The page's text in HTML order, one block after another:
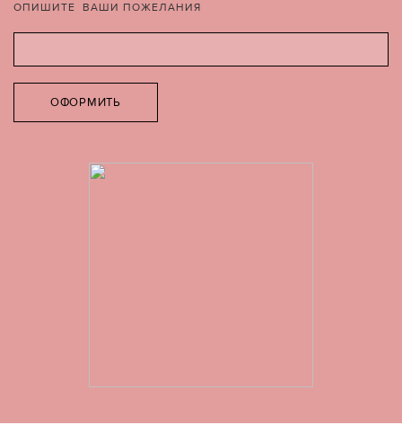
ОПИШИТЕ ВАШИ ПОЖЕЛАНИЯ